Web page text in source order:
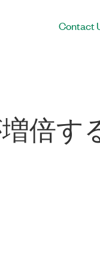
Contact
倍す